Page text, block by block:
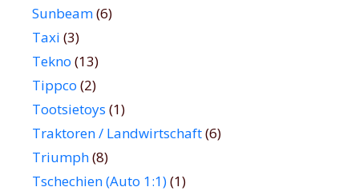
Sunbeam(6)
Taxi (3)
Tekno (13)
Tippco (2)
Tootsietoys (1)
Traktoren / Landwirtschaft(6)
Triumph(8)
Tschechien (Auto 1:1)(1)